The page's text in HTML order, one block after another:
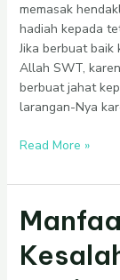
memasak
hadiah kepada
Jika berbuat
Allah SWT,
berbuat jahat
larangan-Nya
Read More »
Manfaat
Memaafkan
Kesalahan